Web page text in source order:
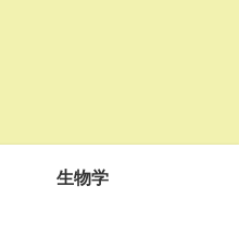
生物学